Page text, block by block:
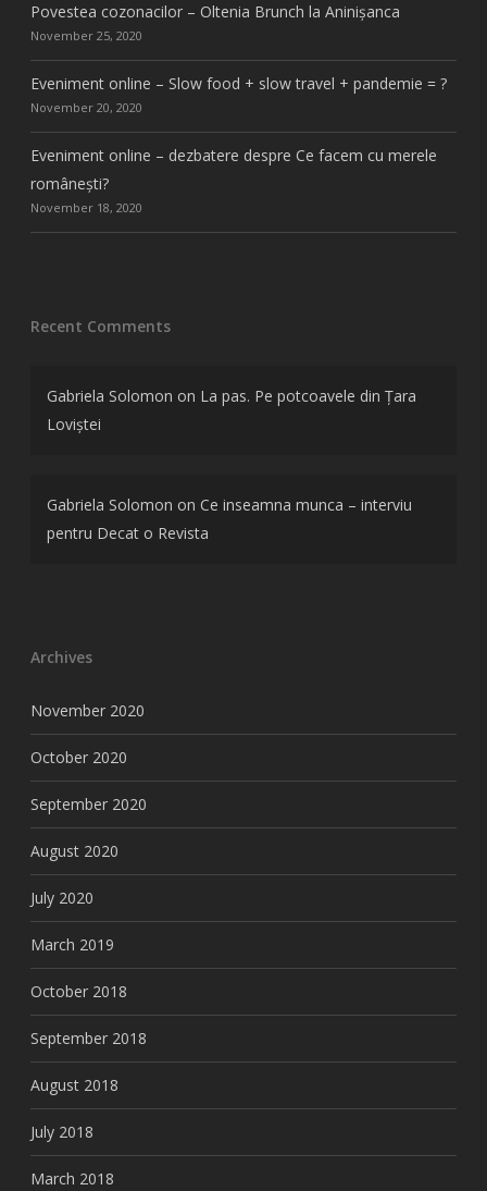
Povestea cozonacilor – Oltenia Brunch la Aninișanca
November 25, 2020
Eveniment online – Slow food + slow travel + pandemie = ?
November 20, 2020
Eveniment online – dezbatere despre Ce facem cu merele
românești?
November 18, 2020
Recent Comments
Gabriela Solomon on La pas. Pe potcoavele din Țara
Loviștei
Gabriela Solomon on Ce inseamna munca – interviu
pentru Decat o Revista
Archives
November 2020
October 2020
September 2020
August 2020
July 2020
March 2019
October 2018
September 2018
August 2018
July 2018
March 2018